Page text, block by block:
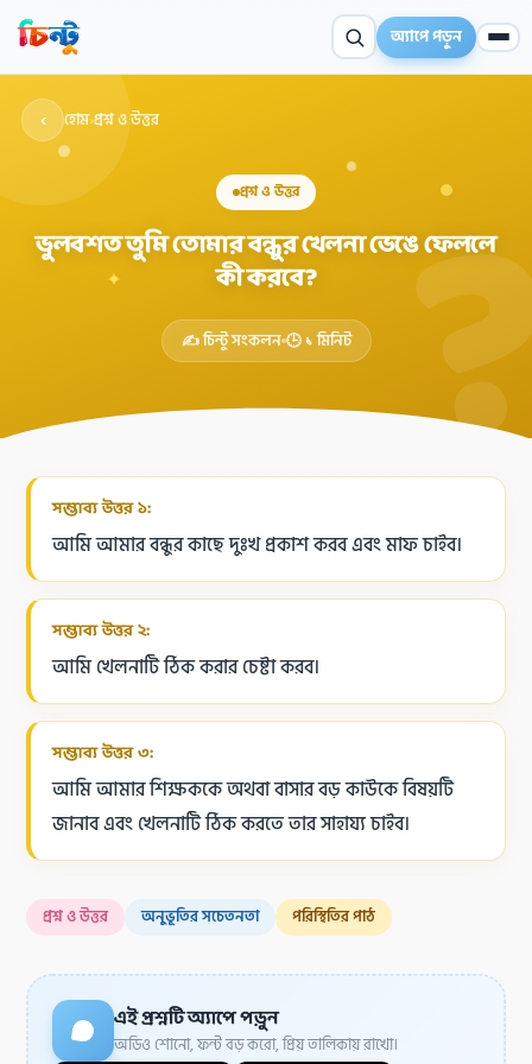
অ্যাপে পড়ুন
✦
‹ হোম›প্রশ্ন ও উত্তর
প্রশ্ন ও উত্তর
ভুলবশত তুমি তোমার বন্ধুর খেলনা ভেঙে ফেললে
কী করবে?
✍️ চিন্টু সংকলন 🕒 ১ মিনিট
সম্ভাব্য উত্তর ১:
আমি আমার বন্ধুর কাছে দুঃখ প্রকাশ করব এবং মাফ চাইব।
সম্ভাব্য উত্তর ২:
আমি খেলনাটি ঠিক করার চেষ্টা করব।
সম্ভাব্য উত্তর ৩:
আমি আমার শিক্ষককে অথবা বাসার বড় কাউকে বিষয়টি
জানাব এবং খেলনাটি ঠিক করতে তার সাহায্য চাইব।
প্রশ্ন ও উত্তর অনুভূতির সচেতনতা পরিস্থিতির পাঠ
এই প্রশ্নটি অ্যাপে পড়ুন
অডিও শোনো, ফন্ট বড় করো, প্রিয় তালিকায় রাখো।